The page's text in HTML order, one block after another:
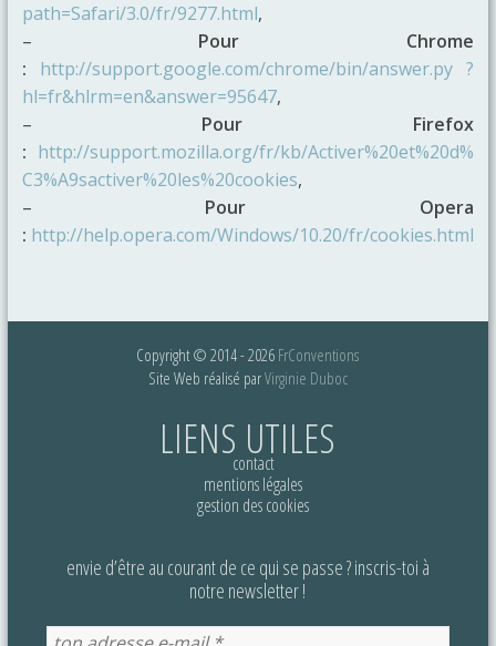
path=Safari/3.0/fr/9277.html,
– Pour Chrome
:
http://support.google.com/chrome/bin/answer.py ?
hl=fr&hlrm=en&answer=95647,
– Pour Firefox
: http://support.mozilla.org/fr/kb/Activer%20et%20d%
C3%A9sactiver%20les%20cookies,
– Pour Opera
: http://help.opera.com/Windows/10.20/fr/cookies.html
Copyright © 2014 - 2026 FrConventions
Site Web réalisé parVirginie Duboc
LIENS UTILES
contact
mentions légales
gestion des cookies
envie d’être au courant de ce qui se passe ? inscris-toi à
notre newsletter !
Ton